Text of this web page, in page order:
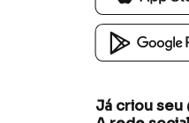
Já criou seu